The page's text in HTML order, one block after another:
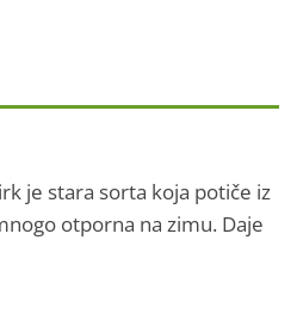
je stara sorta koja potiče iz
otporna na zimu. Daje